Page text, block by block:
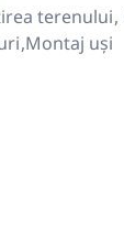
terenului
Montaj uși